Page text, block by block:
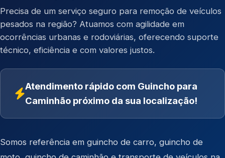
Precisa de um serviço seguro para remoção de veículos
pesados na região? Atuamos com agilidade em
ocorrências urbanas e rodoviárias, oferecendo suporte
técnico, eficiência e com valores justos.
Atendimento rápido com Guincho para
Caminhão próximo da sua localização!
Somos referência em guincho de carro, guincho de